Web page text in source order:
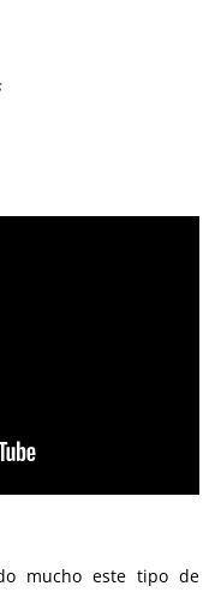
mucho este tipo de